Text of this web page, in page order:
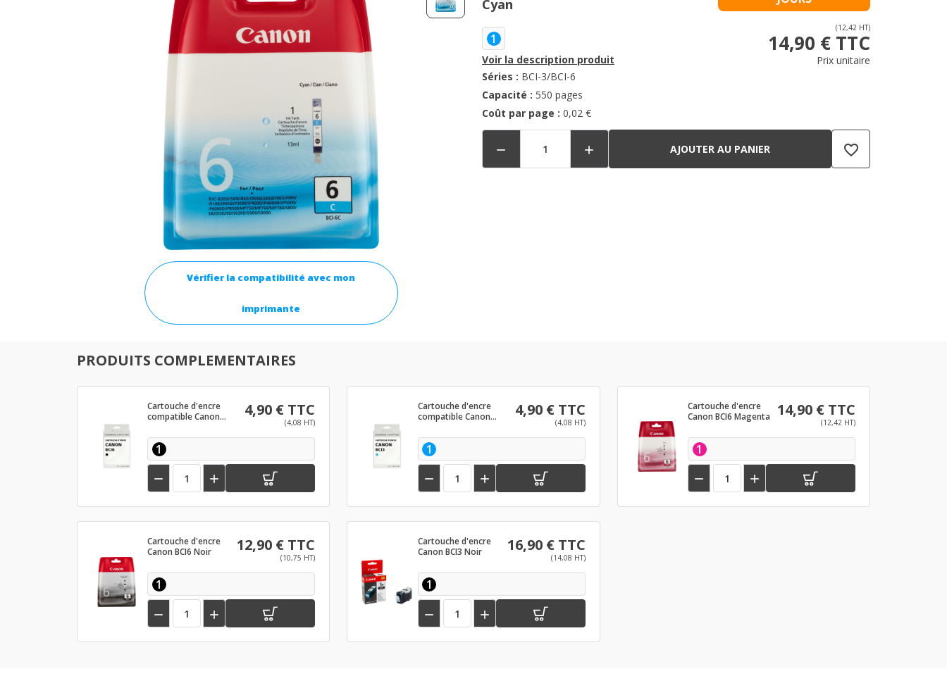
Vérifier la compatibilité avec mon
imprimante
Cyan
1
Voir la description produit
Séries : BCI-3/BCI-6
Capacité : 550 pages
Coût par page : 0,02 €
(12,42 HT)
14,90 € TTC
Prix unitaire
  AJOUTER AU PANIER favorite_border
PRODUITS COMPLEMENTAIRES
Cartouche d'encre
compatible Canon
4,90 € TTC
(4,08 HT)
1
 
Cartouche d'encre
compatible Canon
4,90 € TTC
(4,08 HT)
1
 
Cartouche d'encre
Canon BCI6 Magenta
14,90 € TTC
(12,42 HT)
1
 
Cartouche d'encre
Canon BCI6 Noir
12,90 € TTC
(10,75 HT)
1
 
Cartouche d'encre
Canon BCI3 Noir
16,90 € TTC
(14,08 HT)
1
 